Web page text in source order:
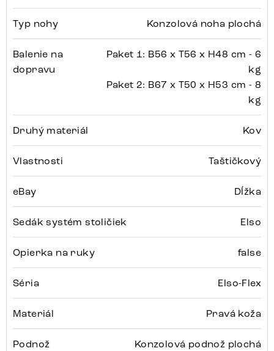
Typ nohy Konzolová noha plochá
Balenie na
dopravu
Paket 1: B56 x T56 x H48 cm - 6
kg
Paket 2: B67 x T50 x H53 cm - 8
kg
Druhý materiál Kov
Vlastnosti Taštičkový
eBay Dĺžka
Sedák systém stoličiek Elso
Opierka na ruky false
Séria Elso-Flex
Materiál Pravá koža
Podnož Konzolová podnož plochá